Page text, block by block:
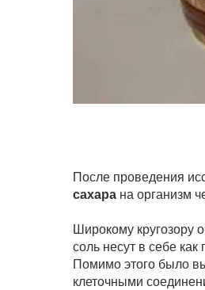
После проведения
сахара на организм
Широкому кругозору
соль несут в себе
Помимо этого было
клеточными